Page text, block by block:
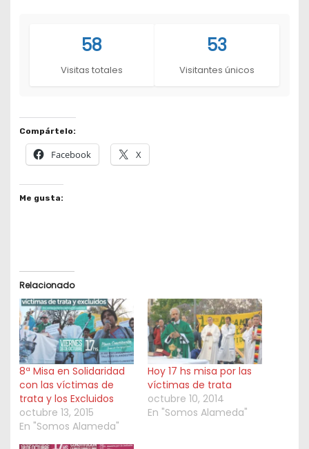
58
Visitas totales
53
Visitantes únicos
Compártelo:
Facebook X
Me gusta:
Relacionado
8ª Misa en Solidaridad
con las víctimas de
trata y los Excluidos
octubre 13, 2015
En "Somos Alameda"
Hoy 17 hs misa por las
víctimas de trata
octubre 10, 2014
En "Somos Alameda"